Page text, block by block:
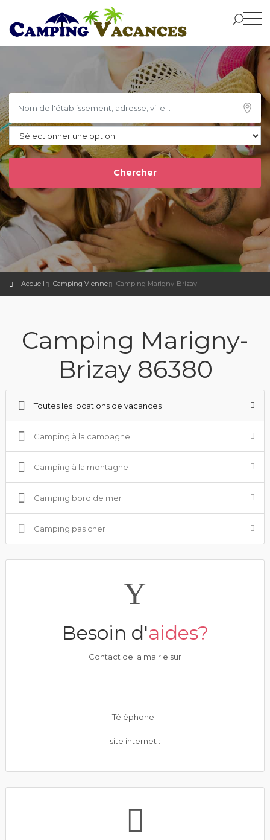
Accueil Camping Vienne Camping Marigny-Brizay
Camping Marigny-
Brizay 86380
Toutes les locations de vacances
Camping à la campagne
Camping à la montagne
Camping bord de mer
Camping pas cher
Besoin d'aides?
Contact de la mairie sur
Téléphone :
site internet :